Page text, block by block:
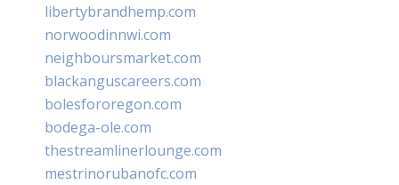
libertybrandhemp.com
norwoodinnwi.com
neighboursmarket.com
blackanguscareers.com
bolesfororegon.com
bodega-ole.com
thestreamlinerlounge.com
mestrinorubanofc.com